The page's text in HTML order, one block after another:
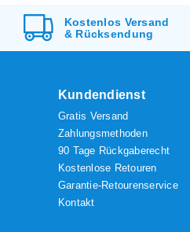
Kostenlos Versand
& Rücksendung
Kundendienst
Gratis Versand
Zahlungsmethoden
90 Tage Rückgaberecht
Kostenlose Retouren
Garantie-Retourenservice
Kontakt